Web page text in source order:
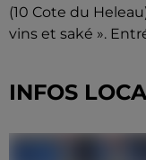
(10 Cote du
vins et saké ».
INFOS